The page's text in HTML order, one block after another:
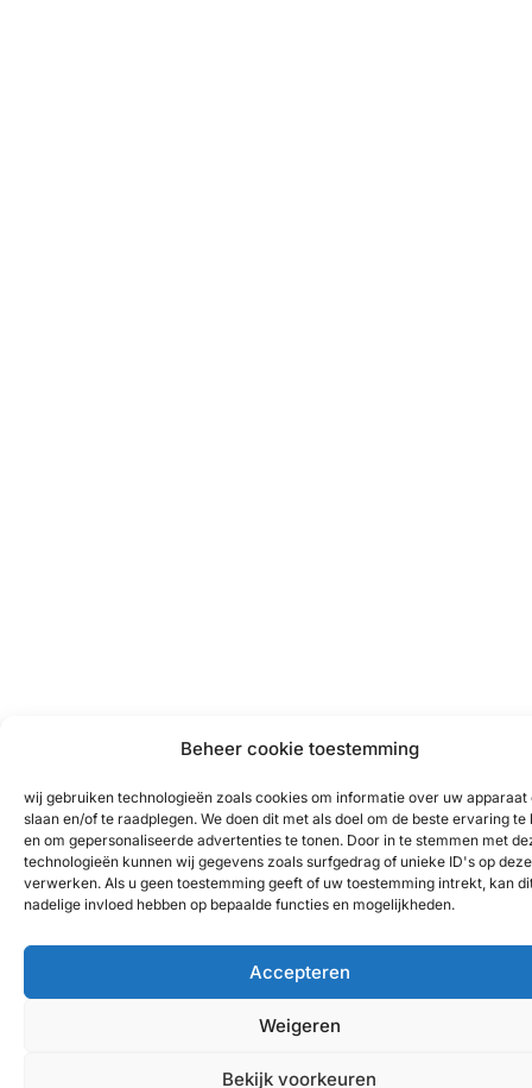
Beheer cookie toestemming
wij gebruiken technologieën zoals cookies om informatie over uw apparaat
slaan en/of te raadplegen. We doen dit met als doel om de beste ervaring te
en om gepersonaliseerde advertenties te tonen. Door in te stemmen met
technologieën kunnen wij gegevens zoals surfgedrag of unieke ID's op
verwerken. Als u geen toestemming geeft of uw toestemming intrekt, kan
nadelige invloed hebben op bepaalde functies en mogelijkheden.
Accepteren
Weigeren
Bekijk voorkeuren